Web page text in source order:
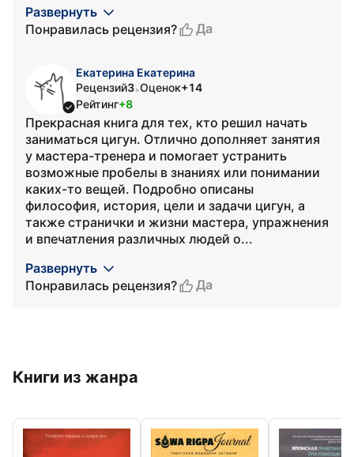
Развернуть
Понравилась рецензия?
Да
Екатерина Екатерина
Рецензий3•Оценок+14
Рейтинг+8
Прекрасная книга для тех, кто решил начать
заниматься цигун. Отлично дополняет занятия
у мастера-тренера и помогает устранить
возможные пробелы в знаниях или понимании
каких-то вещей. Подробно описаны
философия, история, цели и задачи цигун, а
также странички и жизни мастера, упражнения
и впечатления различных людей о...
Развернуть
Понравилась рецензия?
Да
Книги из жанра